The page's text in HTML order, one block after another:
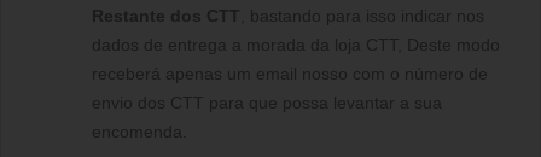
Restante dos CTT , bastando para isso indicar nos
dados de entrega a morada da loja CTT, Deste modo
receberá apenas um email nosso com o número de
envio dos CTT para que possa levantar a sua
encomenda.